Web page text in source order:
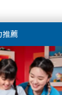
推薦